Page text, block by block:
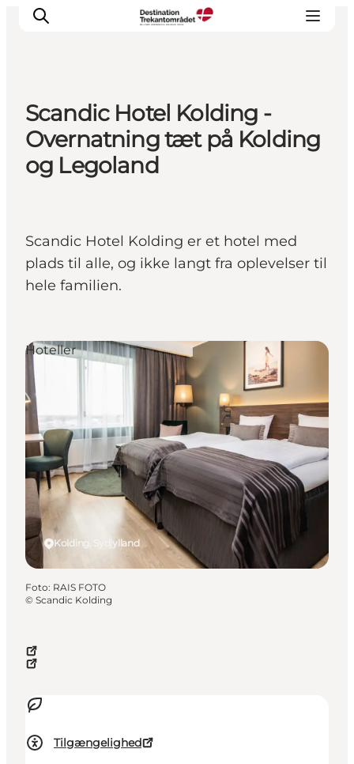
LEGOLAND® Billund Resort
Byer
Det sker
Køb
Scandic Hotel Kolding -
Overnatning tæt på Kolding
og Legoland
Scandic Hotel Kolding er et hotel med
plads til alle, og ikke langt fra oplevelser til
hele familien.
Tilgængelighed
Kolding, Sydjylland
Hoteller
Foto: RAIS FOTO
© Scandic Kolding